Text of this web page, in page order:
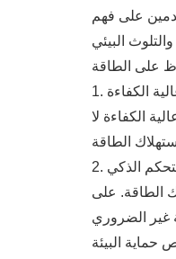
على فهم
على الطاقة
الكفاءة
الكفاءة لا
الذكي
الطاقة. على
حماية البيئة